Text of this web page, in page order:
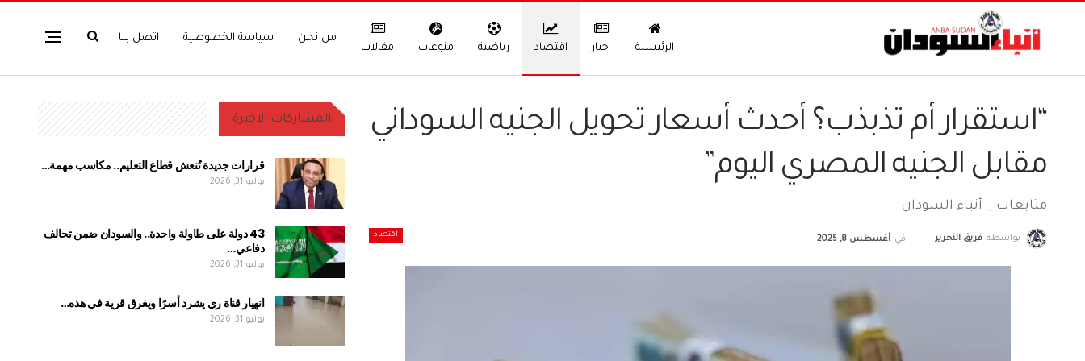
الرئيسية اخبار اقتصاد رياضية منوعات مقالات
من نحن سياسة الخصوصية اتصل بنا
“استقرار أم تذبذب؟ أحدث أسعار تحويل الجنيه السوداني
مقابل الجنيه المصري اليوم”
متابعات _ أنباء السودان
اقتصاد بواسطة فريق التحرير في أغسطس 8, 2025
المشاركات الاخيرة
قرارات جديدة تُنعش قطاع التعليم.. مكاسب مهمة…
يوليو 31, 2026
43 دولة على طاولة واحدة.. والسودان ضمن تحالف
دفاعي…
يوليو 31, 2026
انهيار قناة ري يشرد أسرًا ويغرق قرية في هذه…
يوليو 31, 2026